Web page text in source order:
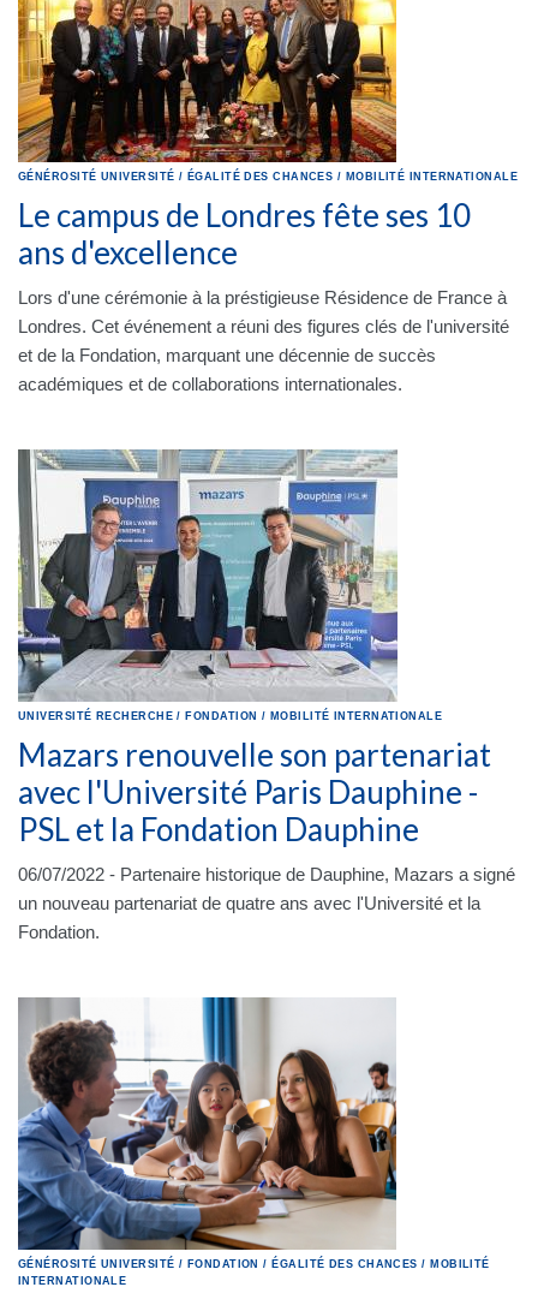
GÉNÉROSITÉ UNIVERSITÉ / ÉGALITÉ DES CHANCES / MOBILITÉ INTERNATIONALE
Le campus de Londres fête ses 10
ans d'excellence
Lors d'une cérémonie à la préstigieuse Résidence de France à
Londres. Cet événement a réuni des figures clés de l'université
et de la Fondation, marquant une décennie de succès
académiques et de collaborations internationales.
UNIVERSITÉ RECHERCHE / FONDATION / MOBILITÉ INTERNATIONALE
Mazars renouvelle son partenariat
avec l'Université Paris Dauphine -
PSL et la Fondation Dauphine
06/07/2022 - Partenaire historique de Dauphine, Mazars a signé
un nouveau partenariat de quatre ans avec l'Université et la
Fondation.
GÉNÉROSITÉ UNIVERSITÉ / FONDATION / ÉGALITÉ DES CHANCES / MOBILITÉ
INTERNATIONALE